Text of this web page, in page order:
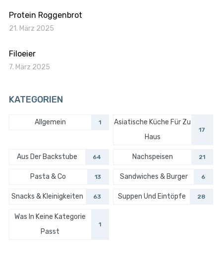
Protein Roggenbrot
21. März 2025
Filoeier
7. März 2025
KATEGORIEN
Allgemein 1
Asiatische Küche Für Zu
Haus
17
Aus Der Backstube 64 Nachspeisen 21
Pasta & Co 13 Sandwiches & Burger 6
Snacks & Kleinigkeiten 63 Suppen Und Eintöpfe 28
Was In Keine Kategorie
Passt
1